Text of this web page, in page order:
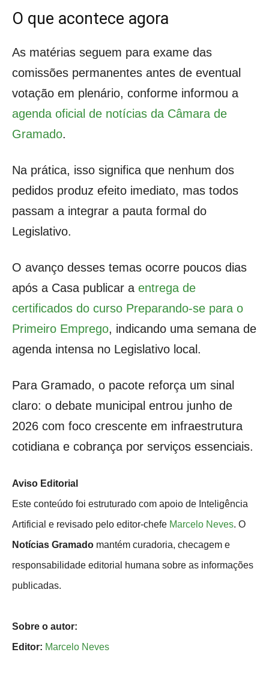
O que acontece agora
As matérias seguem para exame das
comissões permanentes antes de eventual
votação em plenário, conforme informou a
agenda oficial de notícias da Câmara de
Gramado.
Na prática, isso significa que nenhum dos
pedidos produz efeito imediato, mas todos
passam a integrar a pauta formal do
Legislativo.
O avanço desses temas ocorre poucos dias
após a Casa publicar a entrega de
certificados do curso Preparando-se para o
Primeiro Emprego, indicando uma semana de
agenda intensa no Legislativo local.
Para Gramado, o pacote reforça um sinal
claro: o debate municipal entrou junho de
2026 com foco crescente em infraestrutura
cotidiana e cobrança por serviços essenciais.
Aviso Editorial
Este conteúdo foi estruturado com apoio de Inteligência
Artificial e revisado pelo editor-chefe Marcelo Neves. O
Notícias Gramado mantém curadoria, checagem e
responsabilidade editorial humana sobre as informações
publicadas.
Sobre o autor:
Editor: Marcelo Neves